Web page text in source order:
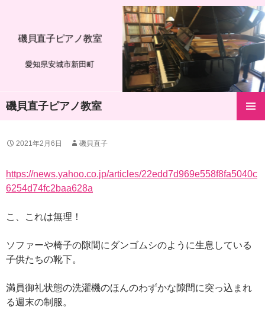
愛知県安城市新田町
磯貝直子ピアノ教室
磯貝直子ピアノ教室
テ
へ
ス
ッ
2021年2月6日 磯貝直子
https://news.yahoo.co.jp/articles/22edd7d969e558f8fa5040c
6254d74fc2baa628a
こ、これは無理！
ソファーや椅子の隙間にダンゴムシのように生息している
子供たちの靴下。
満員御礼状態の洗濯機のほんのわずかな隙間に突っ込まれ
る週末の制服。